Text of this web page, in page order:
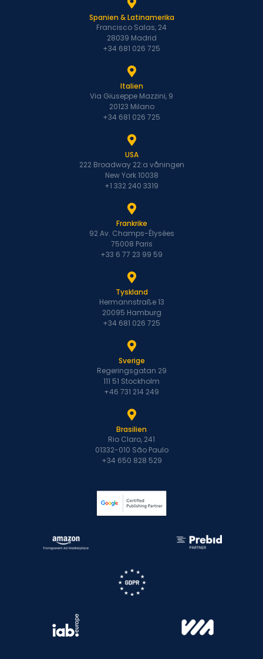
Spanien & Latinamerika
Francisco Salas, 24
28039 Madrid
+34 681 026 725
Italien
Via Giuseppe Mazzini, 9
20123 Milano
+34 681 026 725
USA
222 Broadway 22:a våningen
New York 10038
+1 332 240 3319
Frankrike
92 Av. Champs-Élysées
75008 Paris
+33 6 77 23 99 59
Tyskland
Hermannstraße 13
20095 Hamburg
+34 681 026 725
Sverige
Regeringsgatan 29
111 51 Stockholm
+46 731 214 249
Brasilien
Rio Claro, 241
01332-010 São Paulo
+34 650 828 529